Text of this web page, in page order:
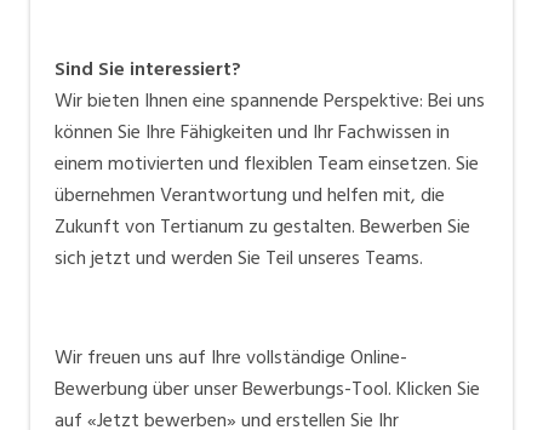
Sind Sie interessiert?
Wir bieten Ihnen eine spannende Perspektive: Bei uns
können Sie Ihre Fähigkeiten und Ihr Fachwissen in
einem motivierten und flexiblen Team einsetzen. Sie
übernehmen Verantwortung und helfen mit, die
Zukunft von Tertianum zu gestalten. Bewerben Sie
sich jetzt und werden Sie Teil unseres Teams.
Wir freuen uns auf Ihre vollständige Online-
Bewerbung über unser Bewerbungs-Tool.Klicken Sie
auf «Jetzt bewerben» und erstellen Sie Ihr